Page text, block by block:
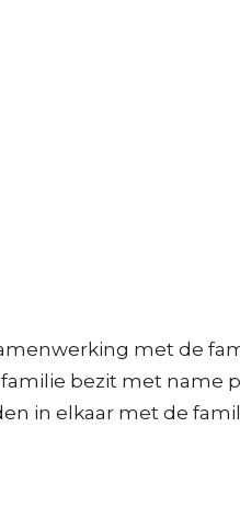
met de
bezit met name
in elkaar met de